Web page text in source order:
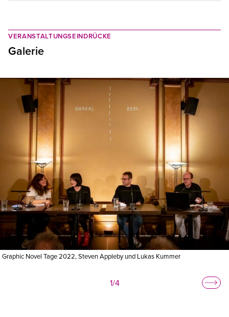
VERANSTALTUNGSEINDRÜCKE
Galerie
Graphic Novel Tage 2022, Steven Appleby und Lukas Kummer
© Martin
1/4